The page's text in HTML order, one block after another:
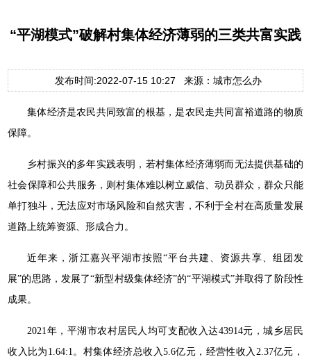
“平湖模式”破解村集体经济薄弱的三类共富实践
发布时间:2022-07-15 10:27 来源：城市怎么办
集体经济是农民共同致富的根基，是农民走共同富裕道路的物质
保障。
乡村振兴的多年实践表明，若村集体经济薄弱而无法提供基础的
社会保障和公共服务，则村集体难以树立威信、动员群众，群众只能
单打独斗，无法应对市场风险和自然灾害，不利于全村在高质量发展
道路上统筹资源、形成合力。
近年来，浙江嘉兴平湖市按照“平台共建、资源共享、组团发
展”的思路，发展了“新型村级集体经济”的“平湖模式”并取得了阶段性
成果。
2021年，平湖市农村居民人均可支配收入达43914元，城乡居民
收入比为1.64:1。村集体经济总收入5.6亿元，经营性收入2.37亿元，